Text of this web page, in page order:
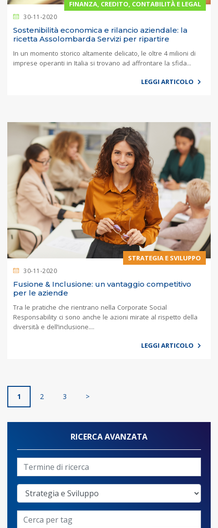
FINANZA, CREDITO, CONTABILITÀ E LEGAL
30-11-2020
Sostenibilità economica e rilancio aziendale: la
ricetta Assolombarda Servizi per ripartire
In un momento storico altamente delicato, le oltre 4 milioni di
imprese operanti in Italia si trovano ad affrontare la sfida...
LEGGI ARTICOLO
STRATEGIA E SVILUPPO
30-11-2020
Fusione & Inclusione: un vantaggio competitivo
per le aziende
Tra le pratiche che rientrano nella Corporate Social
Responsability ci sono anche le azioni mirate al rispetto della
diversità e dell’inclusione....
LEGGI ARTICOLO
1 2 3 >
RICERCA AVANZATA